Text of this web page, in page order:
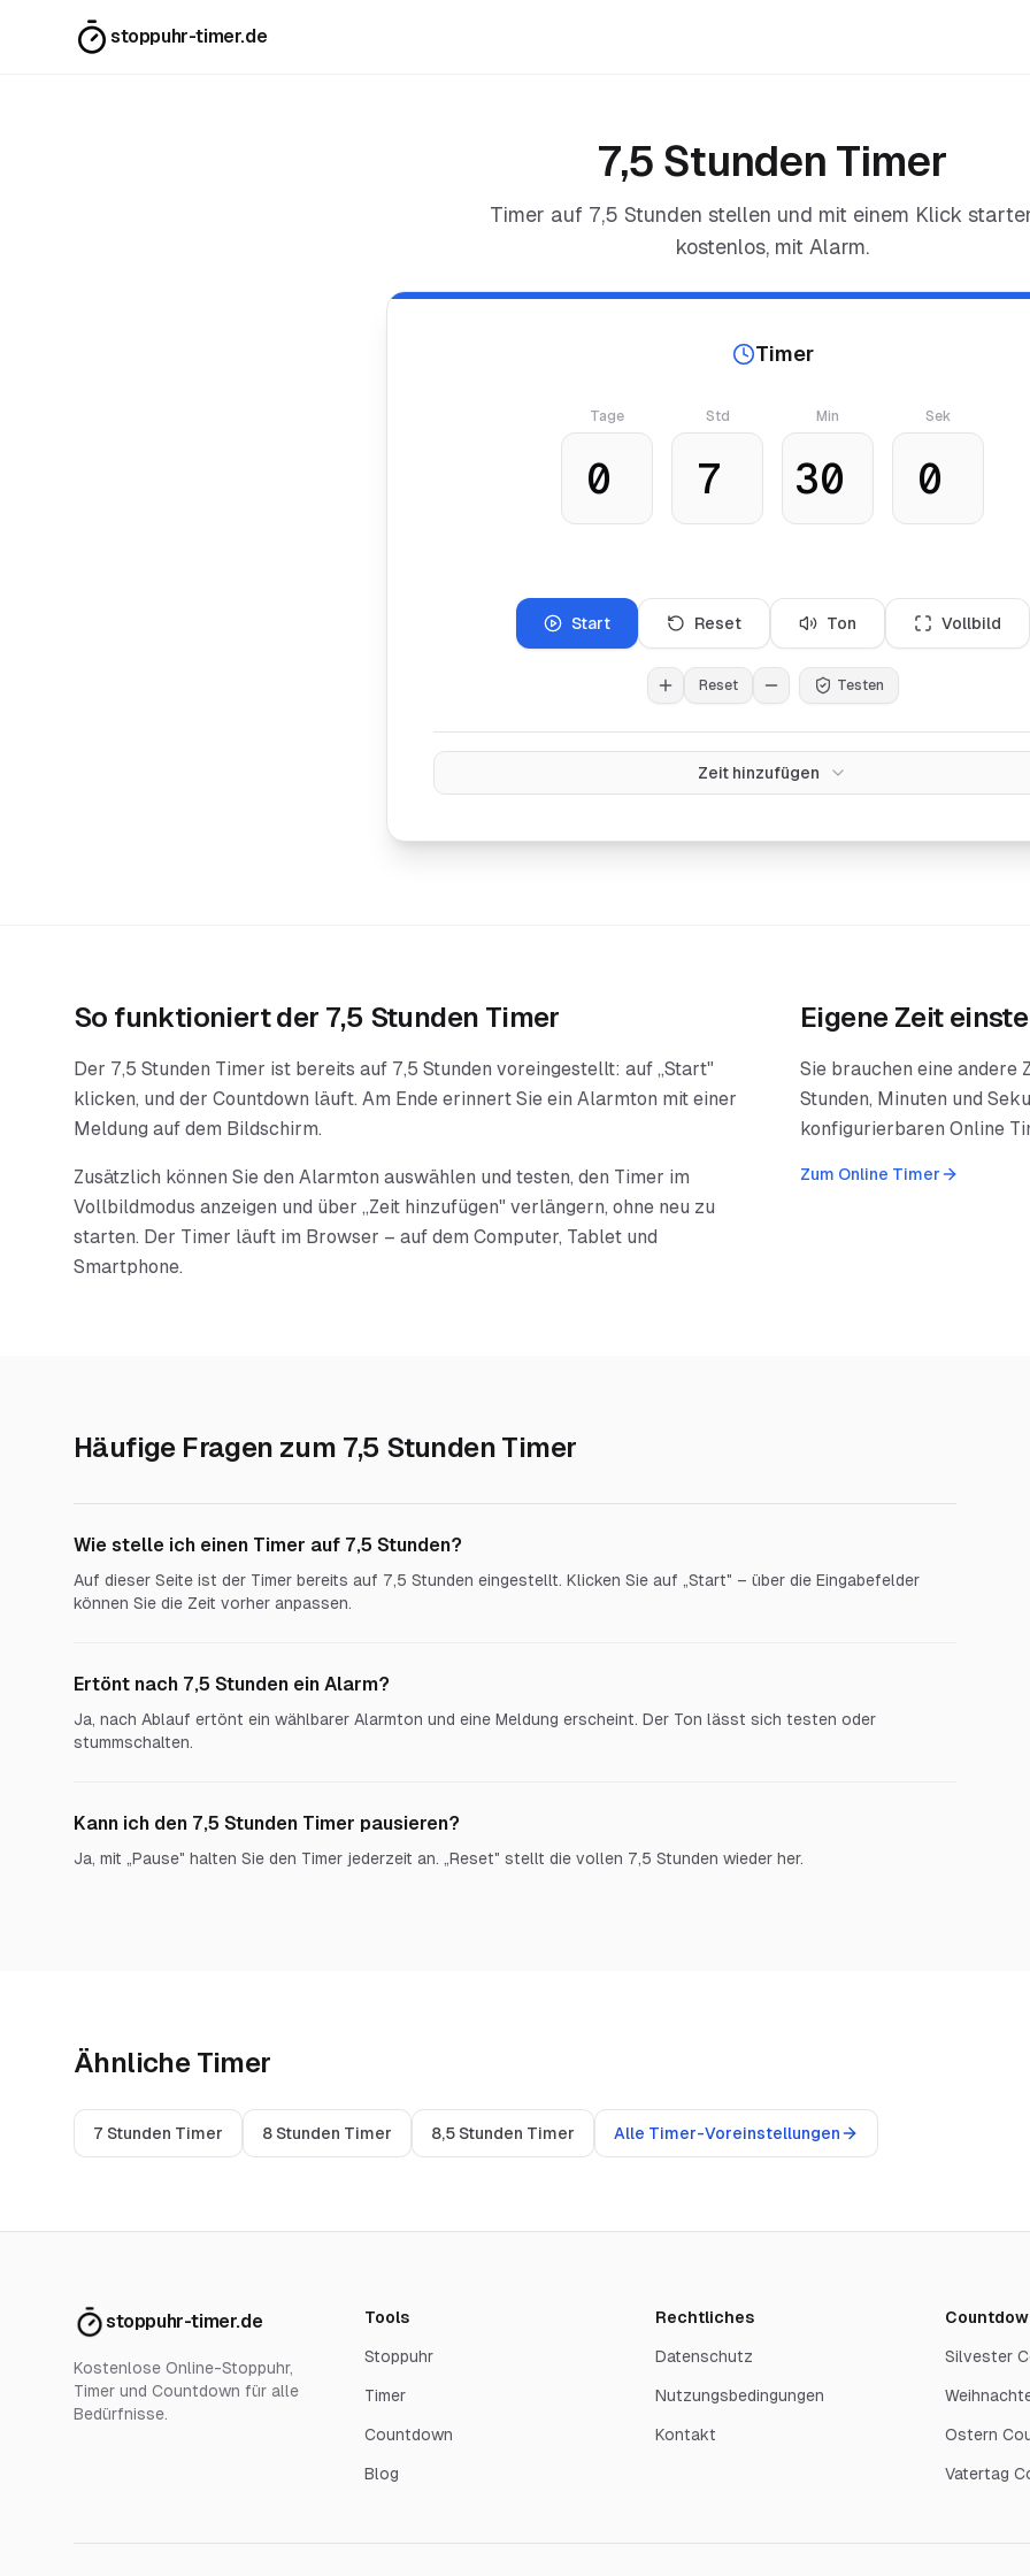
stoppuhr-timer.de
7,5 Stunden Timer
Timer auf 7,5 Stunden stellen und mit einem Klick
kostenlos, mit Alarm.
Timer
Tage Std Min Sek
Start Reset Ton Vollbild
Reset Testen
Zeit hinzufügen
So funktioniert der 7,5 Stunden Timer
Der 7,5 Stunden Timer ist bereits auf 7,5 Stunden voreingestellt: auf „Start"
klicken, und der Countdown läuft. Am Ende erinnert Sie ein Alarmton mit einer
Meldung auf dem Bildschirm.
Zusätzlich können Sie den Alarmton auswählen und testen, den Timer im
Vollbildmodus anzeigen und über „Zeit hinzufügen" verlängern, ohne neu zu
starten. Der Timer läuft im Browser – auf dem Computer, Tablet und
Smartphone.
Eigene Zeit
Sie brauchen eine andere
Stunden, Minuten und
konfigurierbaren Online
Zum Online Timer
Häufige Fragen zum 7,5 Stunden Timer
Wie stelle ich einen Timer auf 7,5 Stunden?
Auf dieser Seite ist der Timer bereits auf 7,5 Stunden eingestellt. Klicken Sie auf „Start" – über die Eingabefelder
können Sie die Zeit vorher anpassen.
Ertönt nach 7,5 Stunden ein Alarm?
Ja, nach Ablauf ertönt ein wählbarer Alarmton und eine Meldung erscheint. Der Ton lässt sich testen oder
stummschalten.
Kann ich den 7,5 Stunden Timer pausieren?
Ja, mit „Pause" halten Sie den Timer jederzeit an. „Reset" stellt die vollen 7,5 Stunden wieder her.
Ähnliche Timer
7 Stunden Timer 8 Stunden Timer 8,5 Stunden Timer Alle Timer-Voreinstellungen
stoppuhr-timer.de
Kostenlose Online-Stoppuhr,
Timer und Countdown für alle
Bedürfnisse.
Tools
Stoppuhr
Timer
Countdown
Blog
Rechtliches
Datenschutz
Nutzungsbedingungen
Kontakt
Silvester
Ostern
Vatertag